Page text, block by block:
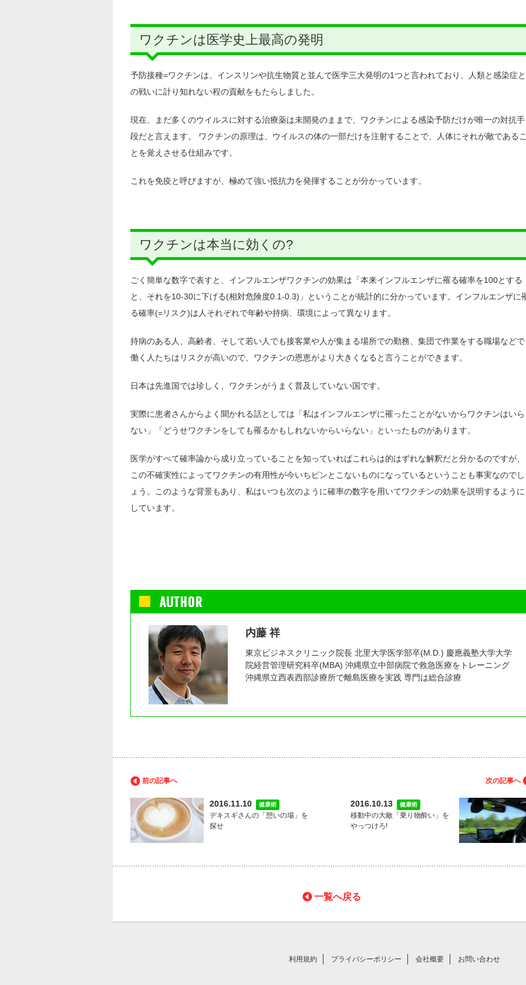
ワクチンは医学史上最高の発明
予防接種=ワクチンは、インスリンや抗生物質と並んで医学三大発明の1つと言われており、人類と感染症と
の戦いに計り知れない程の貢献をもたらしました。
現在、まだ多くのウイルスに対する治療薬は未開発のままで、ワクチンによる感染予防だけが唯一の対抗手
段だと言えます。 ワクチンの原理は、ウイルスの体の一部だけを注射することで、人体にそれが敵であるこ
とを覚えさせる仕組みです。
これを免疫と呼びますが、極めて強い抵抗力を発揮することが分かっています。
ワクチンは本当に効くの?
ごく簡単な数字で表すと、インフルエンザワクチンの効果は「本来インフルエンザに罹る確率を100とする
と、それを10-30に下げる(相対危険度0.1-0.3)」ということが統計的に分かっています。インフルエンザに
る確率(=リスク)は人それぞれで年齢や持病、環境によって異なります。
持病のある人、高齢者、そして若い人でも接客業や人が集まる場所での勤務、集団で作業をする職場などで
働く人たちはリスクが高いので、ワクチンの恩恵がより大きくなると言うことができます。
日本は先進国では珍しく、ワクチンがうまく普及していない国です。
実際に患者さんからよく聞かれる話としては「私はインフルエンザに罹ったことがないからワクチンはいら
ない」「どうせワクチンをしても罹るかもしれないからいらない」といったものがあります。
医学がすべて確率論から成り立っていることを知っていればこれらは的はずれな解釈だと分かるのですが、
この不確実性によってワクチンの有用性が今いちピンとこないものになっているということも事実なのでし
ょう。このような背景もあり、私はいつも次のように確率の数字を用いてワクチンの効果を説明するように
しています。
内藤 祥
東京ビジネスクリニック院長 北里大学医学部卒(M.D.) 慶應義塾大学大学
院経営管理研究科卒(MBA) 沖縄県立中部病院で救急医療をトレーニング
沖縄県立西表西部診療所で離島医療を実践 専門は総合診療
前の記事へ
2016.11.10 健康術
デキスギさんの「憩いの場」を
探せ
次の記事へ
2016.10.13 健康術
移動中の大敵「乗り物酔い」を
やっつけろ!
一覧へ戻る
利用規約 プライバシーポリシー 会社概要 お問い合わせ